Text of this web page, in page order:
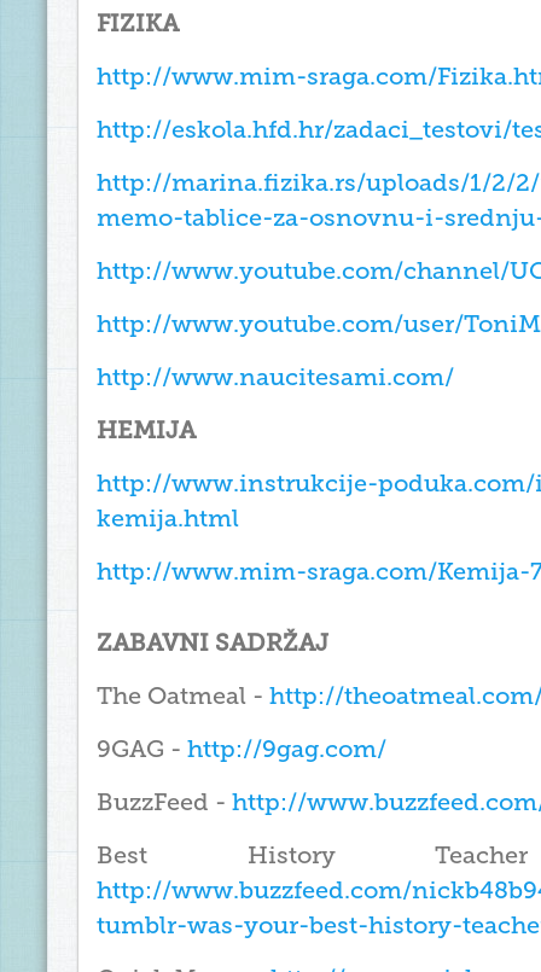
FIZIKA
http://www.mim-sraga.com/
http://eskola.hfd.hr/zadaci_testovi/
http://marina.fizika.rs/uploads/1/2/
memo-tablice-za-osnovnu-i-
http://www.youtube.com/channel/
http://www.youtube.com/user/
http://www.naucitesami.com/
HEMIJA
http://www.instrukcije-
kemija.html
http://www.mim-sraga.com/Kemija-
ZABAVNI SADRŽAJ
The Oatmeal - http://
9GAG - http://9gag.com/
BuzzFeed - http://
Best History
http://www.buzzfeed.com/
tumblr-was-your-best-history-